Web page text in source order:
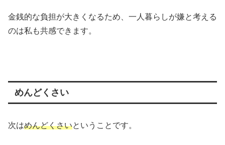
金銭的な負担が大きくなるため、一人暮らしが嫌と考える
のは私も共感できます。
めんどくさい
次はめんどくさいということです。